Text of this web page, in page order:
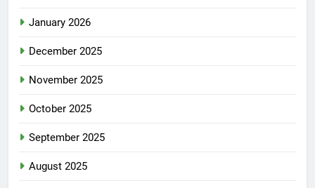
January 2026
December 2025
November 2025
October 2025
September 2025
August 2025